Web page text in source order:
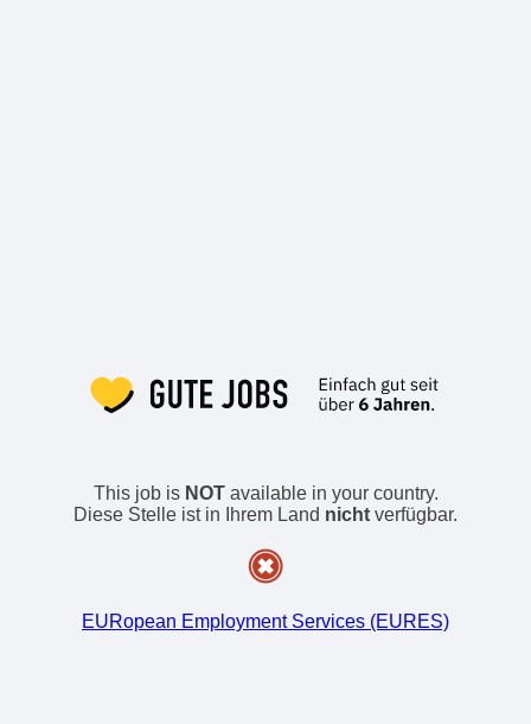
This job is NOTavailable in your country.
Diese Stelle ist in Ihrem Land nicht verfügbar.
EURopean Employment Services (EURES)